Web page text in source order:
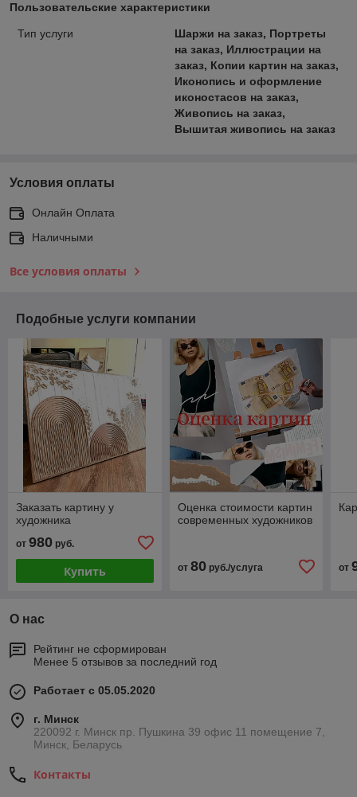
Пользовательские характеристики
Тип услуги
Шаржи на заказ, Портреты
на заказ, Иллюстрации на
заказ, Копии картин на заказ,
Иконопись и оформление
иконостасов на заказ,
Живопись на заказ,
Вышитая живопись на заказ
Условия оплаты
Онлайн Оплата
Наличными
Все условия оплаты
Подобные услуги компании
Заказать картину у
художника
от 980 руб.
Купить
Оценка стоимости картин
современных художников
от 80руб./услуга от
О нас
Рейтинг не сформирован
Менее 5 отзывов за последний год
Работает с 05.05.2020
г. Минск
220092 г. Минск пр. Пушкина 39 офис 11 помещение 7,
Минск, Беларусь
Контакты